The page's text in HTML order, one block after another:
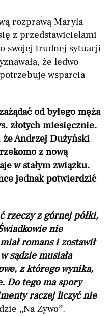
rozprawą Maryla
z przedstawicielami
swojej trudnej sytuacji
że ledwo
wsparcia
od byłego męża
złotych miesięcznie.
że Andrzej Dużyński
z nową
w stałym związku.
jednak potwierdzić
rzeczy z górnej półki,
nie
romans i zostawił
sądzie musiała
z którego wynika,
Do tego ma spory
raczej liczyć nie
„Na Żywo”.